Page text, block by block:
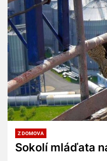
Z DOMOVA
Sokolí mláďata